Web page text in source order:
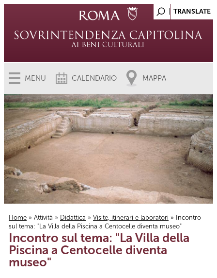
MENU CALENDARIO MAPPA
Tu sei qui
Home » Attività » Didattica » Visite, itinerari e laboratori » Incontro
sul tema: "La Villa della Piscina a Centocelle diventa museo"
Incontro sul tema: "La Villa della
Piscina a Centocelle diventa
museo"